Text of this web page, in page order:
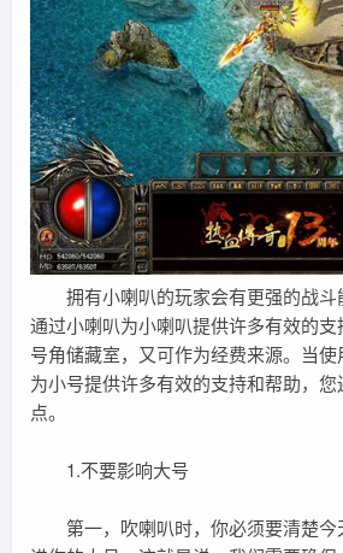
拥有小喇叭的玩家会有更强的战斗
通过小喇叭为小喇叭提供许多有效的
号角储藏室，又可作为经费来源。当
为小号提供许多有效的支持和帮助，
点。
1.不要影响大号
第一，吹喇叭时，你必须要清楚今